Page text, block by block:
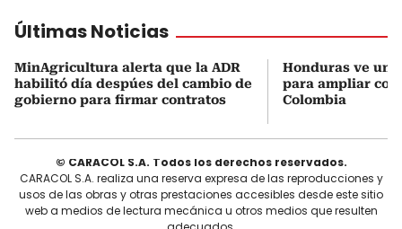
Últimas Noticias
MinAgricultura alerta que la ADR
habilitó día despúes del cambio de
gobierno para firmar contratos
Honduras ve
para ampliar
Colombia
© CARACOL S.A. Todos los derechos reservados.
CARACOL S.A. realiza una reserva expresa de las reproducciones y
usos de las obras y otras prestaciones accesibles desde este sitio
web a medios de lectura mecánica u otros medios que resulten